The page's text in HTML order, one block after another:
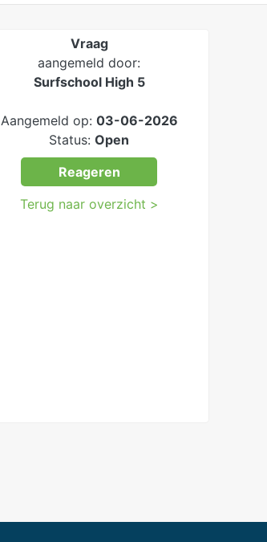
Vraag
aangemeld door:
Surfschool High 5
Aangemeld op: 03-06-2026
Status: Open
Reageren
Terug naar overzicht >